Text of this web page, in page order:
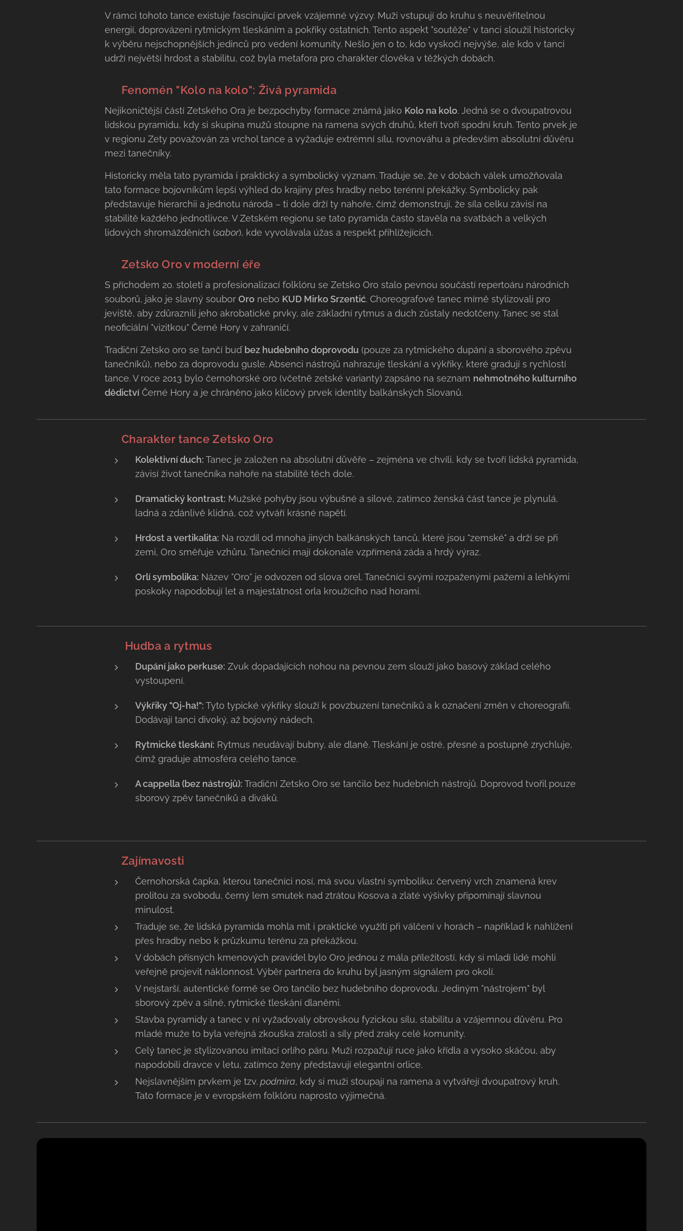
V rámci tohoto tance existuje fascinující prvek vzájemné výzvy. Muži vstupují do kruhu s neuvěřitelnou
energií, doprovázeni rytmickým tleskáním a pokřiky ostatních. Tento aspekt "soutěže" v tanci sloužil historicky
k výběru nejschopnějších jedinců pro vedení komunity. Nešlo jen o to, kdo vyskočí nejvýše, ale kdo v tanci
udrží největší hrdost a stabilitu, což byla metafora pro charakter člověka v těžkých dobách.
🪜 Fenomén "Kolo na kolo": Živá pyramida
Nejikoničtější částí Zetského Ora je bezpochyby formace známá jako Kolo na kolo. Jedná se o dvoupatrovou
lidskou pyramidu, kdy si skupina mužů stoupne na ramena svých druhů, kteří tvoří spodní kruh. Tento prvek je
v regionu Zety považován za vrchol tance a vyžaduje extrémní sílu, rovnováhu a především absolutní důvěru
mezi tanečníky.
Historicky měla tato pyramida i praktický a symbolický význam. Traduje se, že v dobách válek umožňovala
tato formace bojovníkům lepší výhled do krajiny přes hradby nebo terénní překážky. Symbolicky pak
představuje hierarchii a jednotu národa – ti dole drží ty nahoře, čímž demonstrují, že síla celku závisí na
stabilitě každého jednotlivce. V Zetském regionu se tato pyramida často stavěla na svatbách a velkých
lidových shromážděních (sabor), kde vyvolávala úžas a respekt přihlížejících.
🏛️ Zetsko Oro v moderní éře
S příchodem 20. století a profesionalizací folklóru se Zetsko Oro stalo pevnou součástí repertoáru národních
souborů, jako je slavný soubor Oronebo KUD Mirko Srzentić. Choreografové tanec mírně stylizovali pro
jeviště, aby zdůraznili jeho akrobatické prvky, ale základní rytmus a duch zůstaly nedotčeny. Tanec se stal
neoficiální "vizitkou" Černé Hory v zahraničí.
Tradiční Zetsko oro se tančí buď bez hudebního doprovodu (pouze za rytmického dupání a sborového zpěvu
tanečníků), nebo za doprovodu gusle. Absenci nástrojů nahrazuje tleskání a výkřiky, které gradují s rychlostí
tance. V roce 2013 bylo černohorské oro (včetně zetské varianty) zapsáno na seznam nehmotného kulturního
dědictvíČerné Hory a je chráněno jako klíčový prvek identity balkánských Slovanů.
💃 Charakter tance Zetsko Oro
Kolektivní duch: Tanec je založen na absolutní důvěře – zejména ve chvíli, kdy se tvoří lidská pyramida,
závisí život tanečníka nahoře na stabilitě těch dole.
Dramatický kontrast: Mužské pohyby jsou výbušné a silové, zatímco ženská část tance je plynulá,
ladná a zdánlivě klidná, což vytváří krásné napětí.
Hrdost a vertikalita: Na rozdíl od mnoha jiných balkánských tanců, které jsou "zemské" a drží se při
zemi, Oro směřuje vzhůru. Tanečníci mají dokonale vzpřímená záda a hrdý výraz.
Orlí symbolika: Název "Oro" je odvozen od slova orel. Tanečníci svými rozpaženými pažemi a lehkými
poskoky napodobují let a majestátnost orla kroužícího nad horami.
Hudba a rytmus
Dupání jako perkuse: Zvuk dopadajících nohou na pevnou zem slouží jako basový základ celého
vystoupení.
Výkřiky "Oj-ha!": Tyto typické výkřiky slouží k povzbuzení tanečníků a k označení změn v choreografii.
Dodávají tanci divoký, až bojovný nádech.
Rytmické tleskání: Rytmus neudávají bubny, ale dlaně. Tleskání je ostré, přesné a postupně zrychluje,
čímž graduje atmosféra celého tance.
A cappella (bez nástrojů): Tradiční Zetsko Oro se tančilo bez hudebních nástrojů. Doprovod tvořil pouze
sborový zpěv tanečníků a diváků.
💡 Zajímavosti
Černohorská čapka, kterou tanečníci nosí, má svou vlastní symboliku: červený vrch znamená krev
prolitou za svobodu, černý lem smutek nad ztrátou Kosova a zlaté výšivky připomínají slavnou
minulost.
Traduje se, že lidská pyramida mohla mít i praktické využití při válčení v horách – například k nahlížení
přes hradby nebo k průzkumu terénu za překážkou.
V dobách přísných kmenových pravidel bylo Oro jednou z mála příležitostí, kdy si mladí lidé mohli
veřejně projevit náklonnost. Výběr partnera do kruhu byl jasným signálem pro okolí.
V nejstarší, autentické formě se Oro tančilo bez hudebního doprovodu. Jediným "nástrojem" byl
sborový zpěv a silné, rytmické tleskání dlaněmi.
Stavba pyramidy a tanec v ní vyžadovaly obrovskou fyzickou sílu, stabilitu a vzájemnou důvěru. Pro
mladé muže to byla veřejná zkouška zralosti a síly před zraky celé komunity.
Celý tanec je stylizovanou imitací orlího páru. Muži rozpažují ruce jako křídla a vysoko skáčou, aby
napodobili dravce v letu, zatímco ženy představují elegantní orlice.
Nejslavnějším prvkem je tzv. podmira, kdy si muži stoupají na ramena a vytvářejí dvoupatrový kruh.
Tato formace je v evropském folklóru naprosto výjimečná.